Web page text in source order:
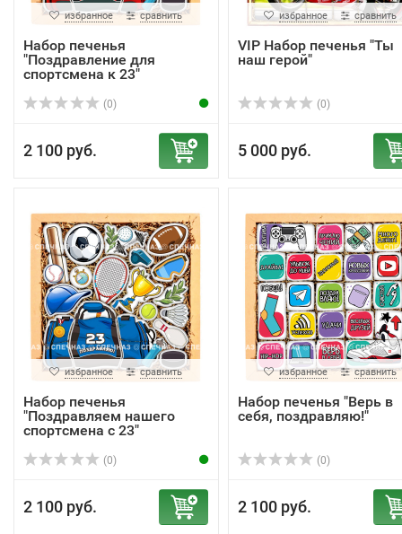
избранное сравнить
Набор печенья
"Поздравление для
спортсмена к 23"
(0)
2 100 руб.
избранное сравнить
VIP Набор печенья "Ты
наш герой"
(0)
5 000 руб.
избранное сравнить
Набор печенья
"Поздравляем нашего
спортсмена с 23"
(0)
2 100 руб.
избранное сравнить
Набор печенья "Верь в
себя, поздравляю!"
(0)
2 100 руб.